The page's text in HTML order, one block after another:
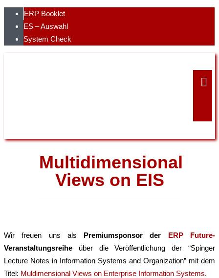
Skip
content
ERP Booklet
ES – Auswahl
System Check
Multidimensional
Views on EIS
Wir freuen uns als Premiumsponsor der ERP Future-
Veranstaltungsreihe über die Veröffentlichung der “Spinger
Lecture Notes in Information Systems and Organization” mit dem
Titel: Muldimensional Views on Enterprise Information Systems.